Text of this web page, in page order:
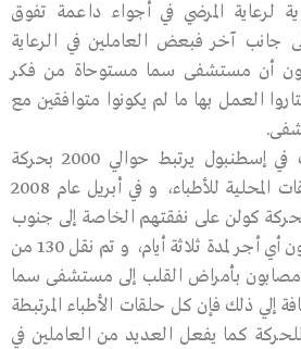
لرعاية المرضي في أجواء داعمة تفوق
جانب آخر فبعض العاملين في الرعاية
أن مستشفى سما مستوحاة من فكر
العمل بها ما لم يكونوا متوافقين مع
ومن بين 200.000 طبيب في إسطنبول يرتبط حوالي 2000 بحركة
كولن وهم جزء من الحلقات المحلية للأطباء، و في أبريل عام 2008
بحركة كولن على نفقتهم الخاصة إلى جنوب
شرق تركيا لرؤية المرضى دون أي أجر لمدة ثلاثة أيام، و تم نقل 130 من
بأمراض القلب إلى مستشفى سما
إلي ذلك فإن كل حلقات الأطباء المرتبطة
كما يفعل العديد من العاملين في